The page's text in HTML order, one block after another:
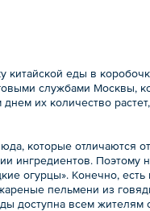
китайской еды в
службами Москвы,
их количество
которые отличаются
ингредиентов. Поэтому
огурцы». Конечно,
пельмени из
доступна всем